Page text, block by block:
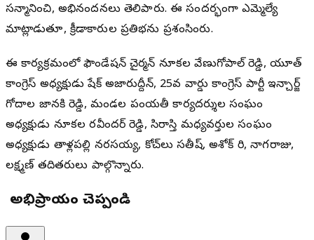
సన్మానించి, అభినందనలు తెలిపారు. ఈ సందర్భంగా ఎమ్మెల్యే
మాట్లాడుతూ, క్రీడాకారుల ప్రతిభను ప్రశంసించారు.
ఈ కార్యక్రమంలో ఫౌండేషన్ చైర్మన్ నూకల వేణుగోపాల్ రెడ్డి, యూత్
కాంగ్రెస్ అధ్యక్షుడు షేక్ అజారుద్దీన్, 25వ వార్డు కాంగ్రెస్ పార్టీ ఇన్చార్జ్
గోదాల జానకి రెడ్డి, మండల పంచాయతీ కార్యదర్శుల సంఘం
అధ్యక్షుడు నూకల రవీందర్ రెడ్డి, సిరాస్తి మధ్యవర్తుల సంఘం
అధ్యక్షుడు తాళ్లపల్లి నరసయ్య, కోచ్‌లు సతీష్, అశోక్ చారి, నాగరాజు,
లక్ష్మణ్ తదితరులు పాల్గొన్నారు.
మీ అభిప్రాయం చెప్పండి